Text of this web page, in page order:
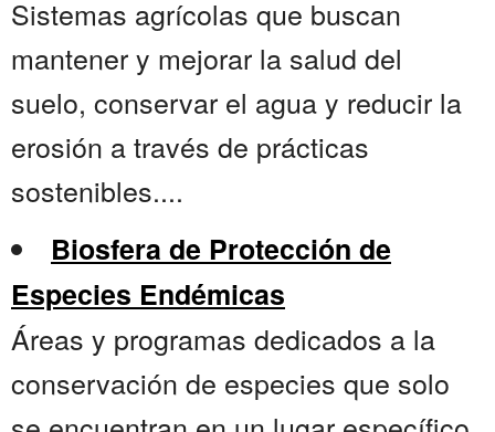
Sistemas agrícolas que buscan
mantener y mejorar la salud del
suelo, conservar el agua y reducir la
erosión a través de prácticas
sostenibles....
Biosfera de Protección de
Especies Endémicas
Áreas y programas dedicados a la
conservación de especies que solo